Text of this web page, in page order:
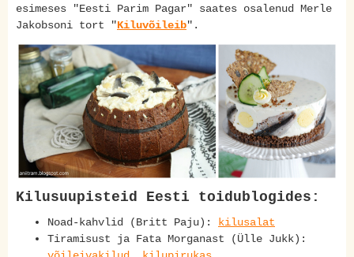
esimeses "Eesti Parim Pagar" saates osalenud Merle
Jakobsoni tort "Kiluvõileib".
Kilusuupisteid Eesti toidublogides:
Noad-kahvlid (Britt Paju):
kilusalat
Tiramisust ja Fata Morganast (Ülle Jukk):